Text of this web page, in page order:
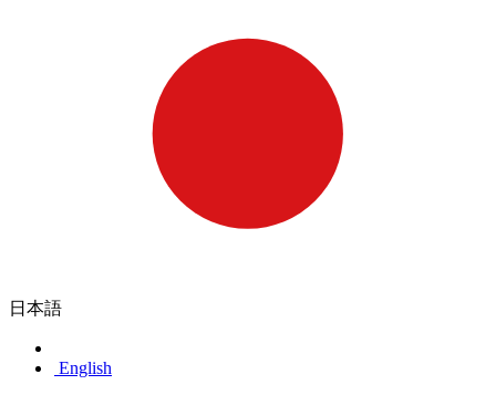
日本語
English